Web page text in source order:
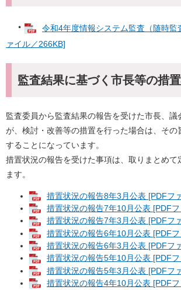
・
令和4年度情報システム監査（随時監
ァイル／266KB]
監査結果に基づく市長等の措
監査委員から監査結果の報告を受けた市長、議
が、検討・改善等の措置を行った場合は、その
することになっています。
措置状況の報告を受けた事項は、取りまとめて
ます。
措置状況の報告8年3月公表 [PDFフ
措置状況の報告7年10月公表 [PDF
措置状況の報告7年3月公表 [PDFフ
措置状況の報告6年10月公表 [PDF
措置状況の報告6年3月公表 [PDFフ
措置状況の報告5年10月公表 [PDF
措置状況の報告5年3月公表 [PDFフ
措置状況の報告4年10月公表 [PDF